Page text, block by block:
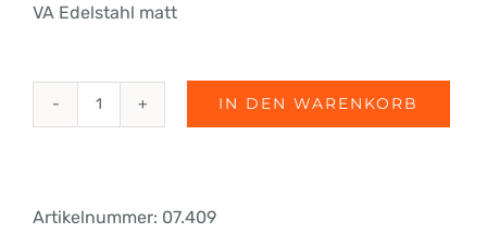
VA Edelstahl matt
fri-
IN DEN WARENKORB
Artikelnummer: 07.409